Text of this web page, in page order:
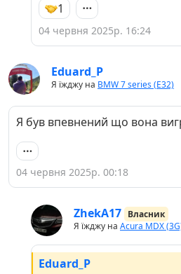
1
04 червня 2025р. 16:24
Eduard_P
Я їжджу на BMW 7 series (E32)
Я був впевнений що вона
04 червня 2025р. 00:18
ZhekA17 Власник
Я їжджу на Acura MDX
Eduard_P